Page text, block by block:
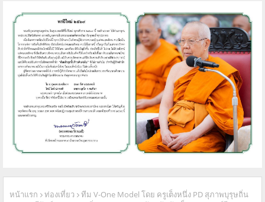
หน้าแรก ท่องเที่ยว
ทีม V-One Model โดย ครูเต็งหนึ่ง PD สุภาพบุรุษถิ่น